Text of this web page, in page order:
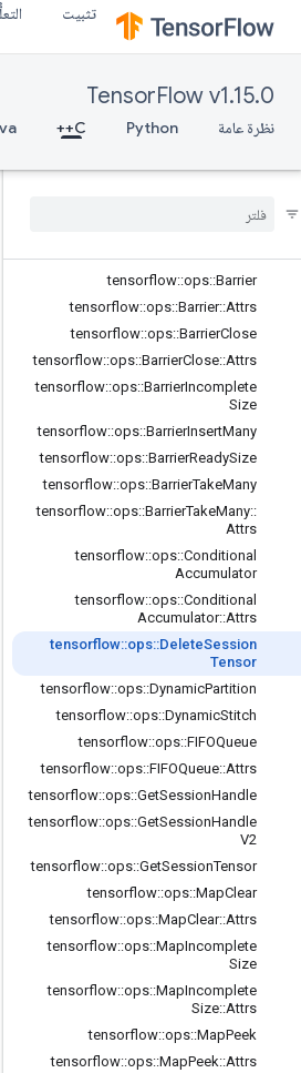
تثبيت
TensorFlow v1.15.0
نظرة عامة Python
C++
core
data_flow_ops
tensorflow::ops::AccumulatorApply
Gradient
Step
tensorflow::ops::Barrier
tensorflow::ops::Barrier::Attrs
tensorflow::ops::BarrierClose
tensorflow::ops::BarrierClose::Attrs
tensorflow::ops::BarrierIncomplete
Size
tensorflow::ops::BarrierInsertMany
tensorflow::ops::BarrierReadySize
tensorflow::ops::BarrierTakeMany
tensorflow::ops::BarrierTakeMany::
Attrs
tensorflow::ops::Conditional
Accumulator
tensorflow::ops::Conditional
Accumulator::Attrs
tensorflow::ops::DeleteSession
Tensor
tensorflow::ops::DynamicPartition
tensorflow::ops::DynamicStitch
tensorflow::ops::FIFOQueue
tensorflow::ops::FIFOQueue::Attrs
tensorflow::ops::GetSessionHandle
tensorflow::ops::GetSessionHandle
V2
tensorflow::ops::GetSessionTensor
tensorflow::ops::MapClear
tensorflow::ops::MapClear::Attrs
tensorflow::ops::MapIncomplete
Size
tensorflow::ops::MapIncomplete
Size::Attrs
tensorflow::ops::MapPeek
tensorflow::ops::MapPeek::Attrs